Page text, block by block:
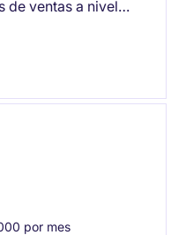
de ventas a nivel
en
negocios de alto
objetivos de ventas,
por mes